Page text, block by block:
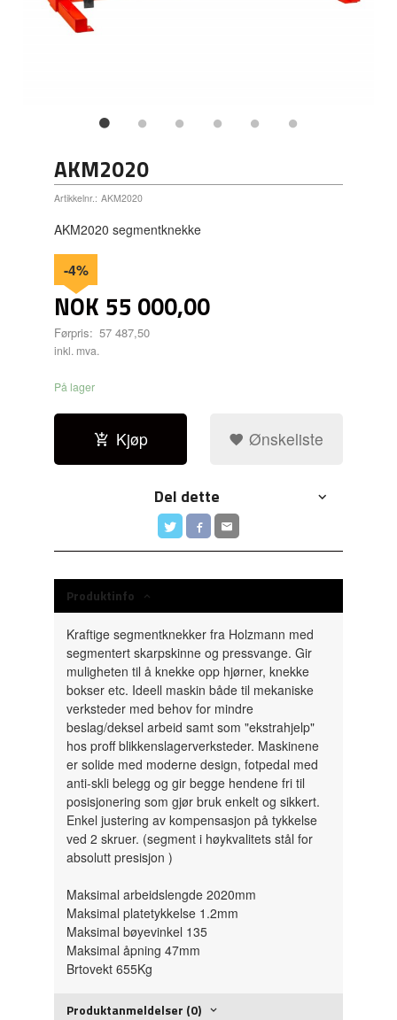
AKM2020
Artikkelnr.: AKM2020
AKM2020 segmentknekke
NOK 55 000,00
Førpris: 57 487,50
Rabatt
-4%
inkl. mva.
På lager
Kjøp Ønskeliste
Del dette
Produktinfo
Kraftige segmentknekker fra Holzmann med
segmentert skarpskinne og pressvange. Gir
muligheten til å knekke opp hjørner, knekke
bokser etc. Ideell maskin både til mekaniske
verksteder med behov for mindre
beslag/deksel arbeid samt som "ekstrahjelp"
hos proff blikkenslagerverksteder. Maskinene
er solide med moderne design, fotpedal med
anti-skli belegg og gir begge hendene fri til
posisjonering som gjør bruk enkelt og sikkert.
Enkel justering av kompensasjon på tykkelse
ved 2 skruer. (segment i høykvalitets stål for
absolutt presisjon )
Maksimal arbeidslengde 2020mm
Maksimal platetykkelse 1.2mm
Maksimal bøyevinkel 135
Maksimal åpning 47mm
Brtovekt 655Kg
Produktanmeldelser (0)